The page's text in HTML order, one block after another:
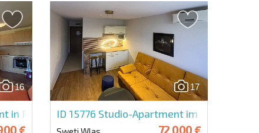
16
in Panorama Fort
€
17
ID 15776 Studio-Apartment im Premier
72 000 €